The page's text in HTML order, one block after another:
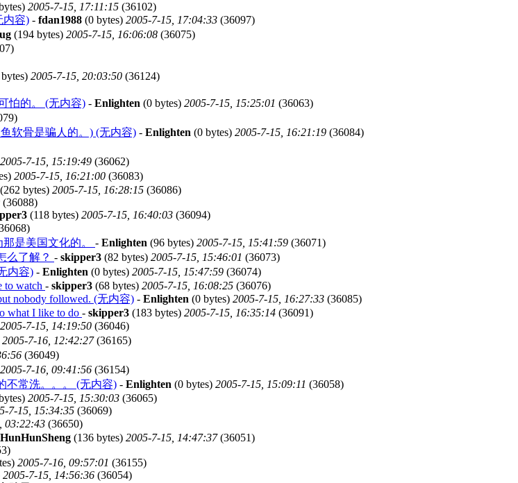
2005-7-15, 17:11:15 (36102)
内容) - fdan1988 (0 bytes) 2005-7-15, 17:04:33 (36097)
(194 bytes) 2005-7-15, 16:06:08 (36075)
2005-7-15, 20:03:50 (36124)
怕的。 (无内容) - Enlighten (0 bytes) 2005-7-15, 15:25:01 (36063)
软骨是骗人的。) (无内容) - Enlighten (0 bytes) 2005-7-15, 16:21:19 (36084)
2005-7-15, 15:19:49 (36062)
2005-7-15, 16:21:00 (36083)
(262 bytes) 2005-7-15, 16:28:15 (36086)
(36088)
(118 bytes) 2005-7-15, 16:40:03 (36094)
是美国文化的。 - Enlighten (96 bytes) 2005-7-15, 15:41:59 (36071)
么了解？ - skipper3 (82 bytes) 2005-7-15, 15:46:01 (36073)
内容) - Enlighten (0 bytes) 2005-7-15, 15:47:59 (36074)
to watch - skipper3 (68 bytes) 2005-7-15, 16:08:25 (36076)
nobody followed. (无内容) - Enlighten (0 bytes) 2005-7-15, 16:27:33 (36085)
what I like to do - skipper3 (183 bytes) 2005-7-15, 16:35:14 (36091)
2005-7-15, 14:19:50 (36046)
2005-7-16, 12:42:27(36165)
(36049)
2005-7-16, 09:41:56 (36154)
不常洗。。。 (无内容) - Enlighten (0 bytes) 2005-7-15, 15:09:11 (36058)
2005-7-15, 15:30:03 (36065)
7-15, 15:34:35 (36069)
03:22:43 (36650)
HunHunSheng (136 bytes) 2005-7-15, 14:47:37(36051)
2005-7-16, 09:57:01 (36155)
2005-7-15, 14:56:36 (36054)